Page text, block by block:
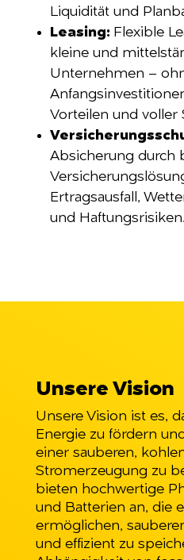
Liquidität und
Leasing:Flexible
kleine und
Unternehmen –
Vorteilen und voller
Absicherung durch
Ertragsausfall,
und Haftungsrisiken.
Unsere Vision
Unsere Vision ist es,
Energie zu fördern
einer sauberen,
Stromerzeugung zu
bieten hochwertige
und Batterien an, die
ermöglichen,
und effizient zu